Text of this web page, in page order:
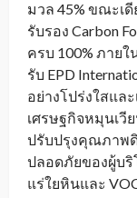
มวล 45% ขณะเ
รับรอง Carbon
ครบ 100% ภาย
รับ EPD
อย่างโปร่งใสแล
เศรษฐกิจหมุนเวี
ปรับปรุงคุณภาพ
ปลอดภัยของผู้บริ
แร่ใยหินและ